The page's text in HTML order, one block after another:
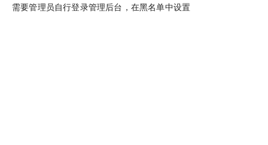
需要管理员自行登录管理后台，在黑名单中设置